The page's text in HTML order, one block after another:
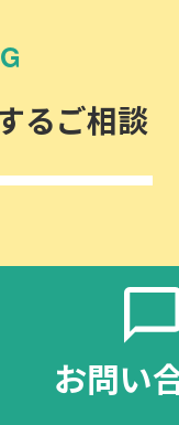
るご相談
お問い